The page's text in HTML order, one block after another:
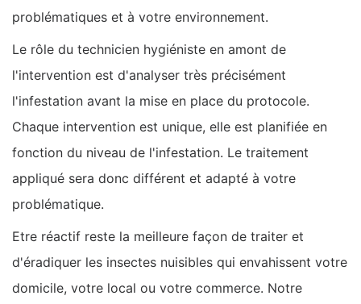
problématiques et à votre environnement.
Le rôle du technicien hygiéniste en amont de
l'intervention est d'analyser très précisément
l'infestation avant la mise en place du protocole.
Chaque intervention est unique, elle est planifiée en
fonction du niveau de l'infestation. Le traitement
appliqué sera donc différent et adapté à votre
problématique.
Etre réactif reste la meilleure façon de traiter et
d'éradiquer les insectes nuisibles qui envahissent votre
domicile, votre local ou votre commerce. Notre